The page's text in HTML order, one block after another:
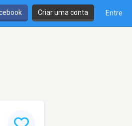
Criar uma conta Entre